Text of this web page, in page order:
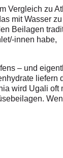
Vergleich zu
mit Wasser
Beilagen
innen habe,
– und
liefern
wird Ugali oft